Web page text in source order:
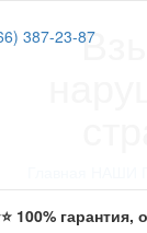
387-23-87
100%